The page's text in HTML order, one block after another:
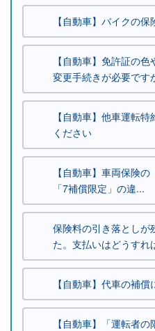
【自動車】バイクの
【自動車】免許証の色
変更手続きが必要です
【自動車】他車運転
ください
【自動車】車両保険
「7補償限定」の違...
保険料の引き落としが
た。支払いはどうすれ
【自動車】代車の補
【自動車】「運転者